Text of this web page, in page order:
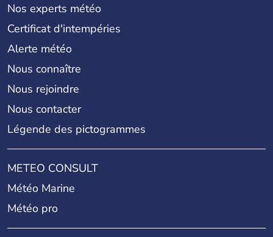
Nos experts météo
Certificat d'intempéries
Alerte météo
Nous connaître
Nous rejoindre
Nous contacter
Légende des pictogrammes
METEO CONSULT
Météo Marine
Météo pro